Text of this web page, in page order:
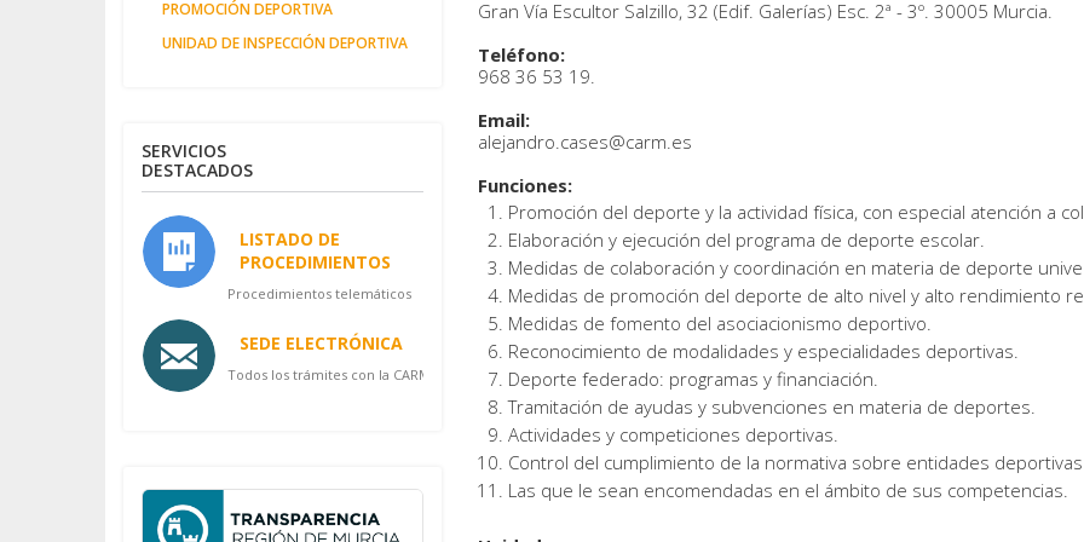
PROMOCIÓN DEPORTIVA
UNIDAD DE INSPECCIÓN DEPORTIVA
SERVICIOS
DESTACADOS
LISTADO DE
PROCEDIMIENTOS
Procedimientos telemáticos
SEDE ELECTRÓNICA
Todos los trámites con la CARM
Gran Vía Escultor Salzillo, 32 (Edif. Galerías) Esc. 2ª - 3º. 30005 Murcia.
Teléfono:
968 36 53 19.
Email:
alejandro.cases@carm.es
Funciones:
Promoción del deporte y la actividad física, con especial atención a
Elaboración y ejecución del programa de deporte escolar.
Medidas de colaboración y coordinación en materia de deporte
Medidas de promoción del deporte de alto nivel y alto rendimiento
Medidas de fomento del asociacionismo deportivo.
Reconocimiento de modalidades y especialidades deportivas.
Deporte federado: programas y financiación.
Tramitación de ayudas y subvenciones en materia de deportes.
Actividades y competiciones deportivas.
Control del cumplimiento de la normativa sobre entidades
Las que le sean encomendadas en el ámbito de sus competencias.